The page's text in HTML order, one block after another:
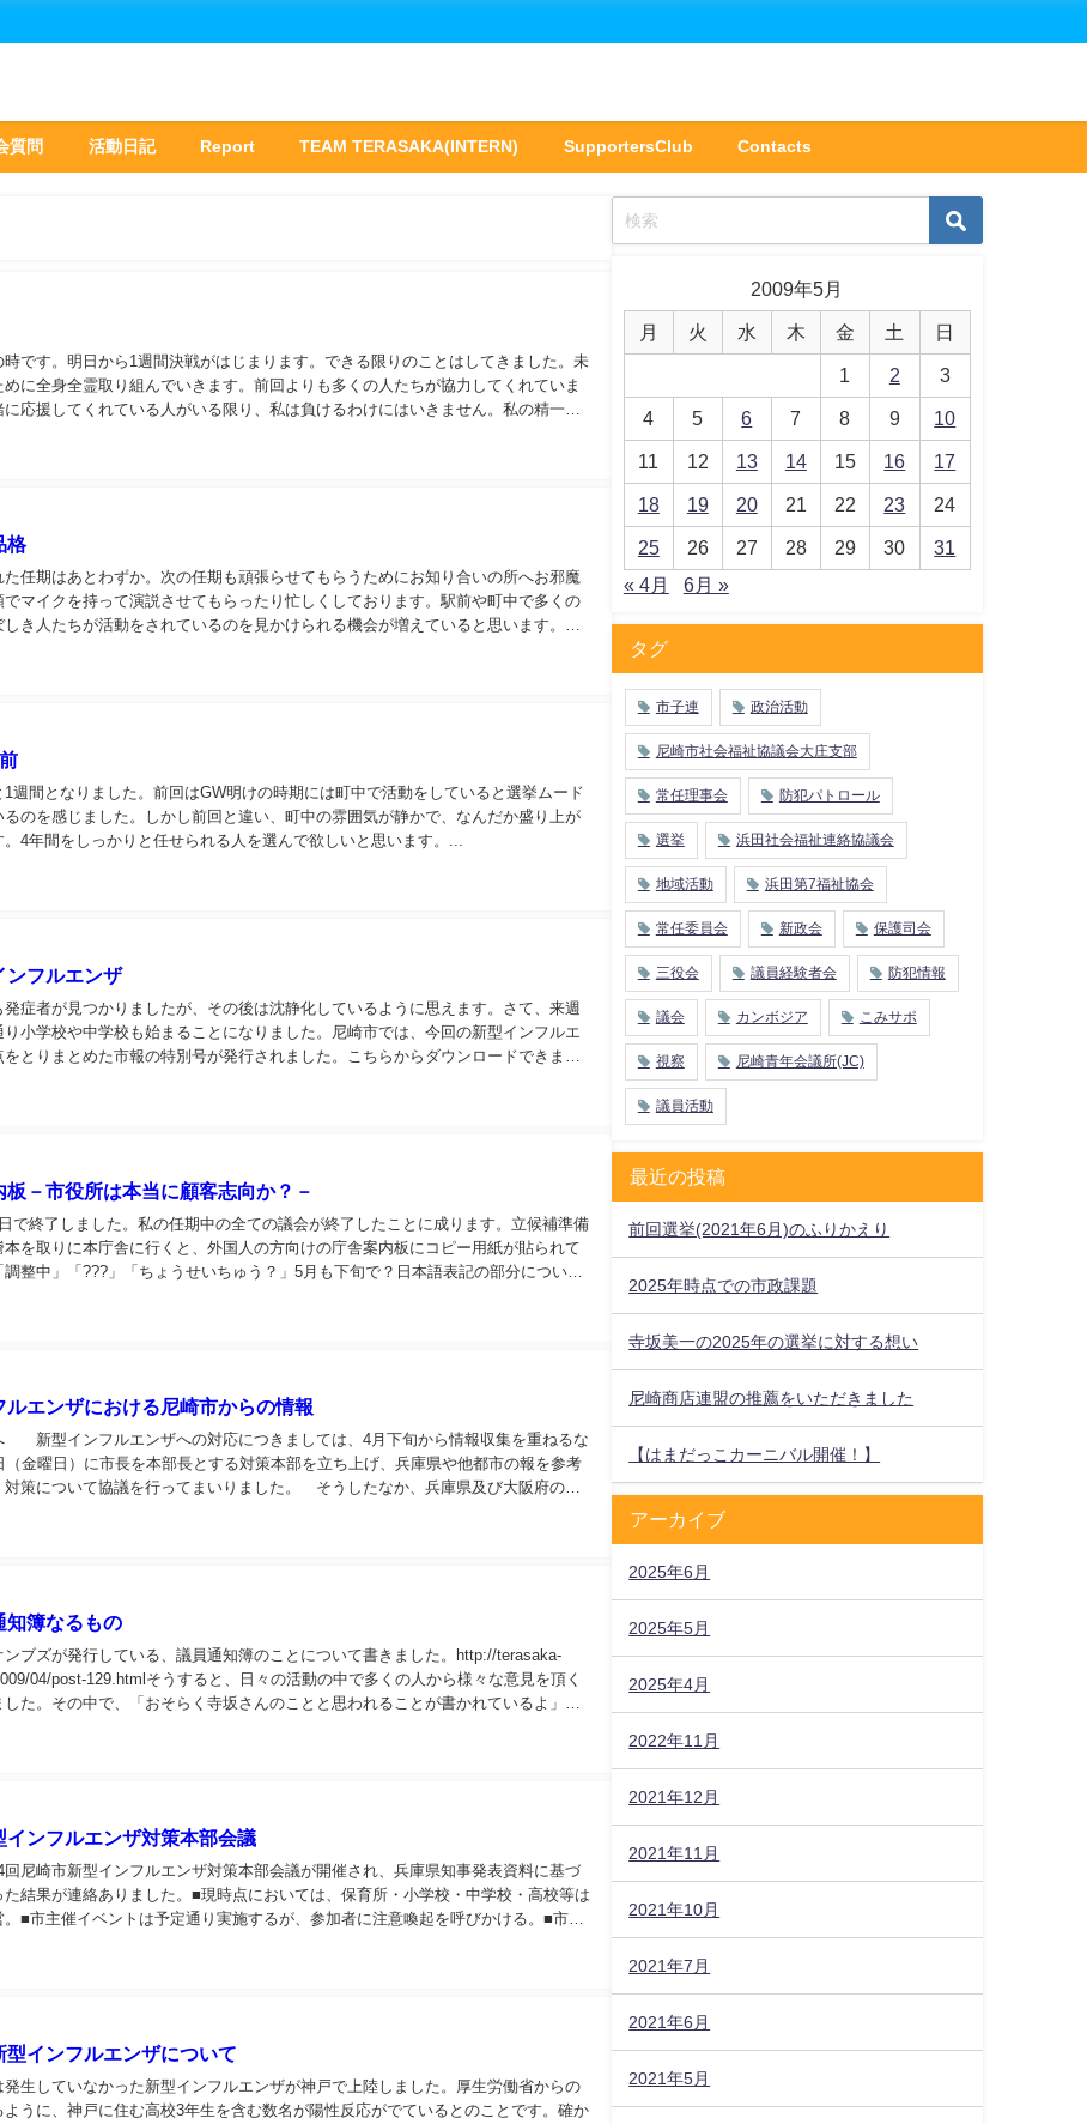
質問 活動日記 Report TEAM TERASAKA(INTERN) SupportersClub Contacts
時です。明日から1週間決戦がはじまります。できる限りのことはしてきました。未
めに全身全霊取り組んでいきます。前回よりも多くの人たちが協力してくれていま
応援してくれている人がいる限り、私は負けるわけにはいきません。私の精一杯
格
た任期はあとわずか。次の任期も頑張らせてもらうためにお知り合いの所へお邪魔
でマイクを持って演説させてもらったり忙しくしております。駅前や町中で多くの
き人たちが活動をされているのを見かけられる機会が増えていると思います。そ
1週間となりました。前回はGW明けの時期には町中で活動をしていると選挙ムード
るのを感じました。しかし前回と違い、町中の雰囲気が静かで、なんだか盛り上が
。4年間をしっかりと任せられる人を選んで欲しいと思います。...
ンフルエンザ
発症者が見つかりましたが、その後は沈静化しているように思えます。さて、来週
り小学校や中学校も始まることになりました。尼崎市では、今回の新型インフルエ
をとりまとめた市報の特別号が発行されました。こちらからダウンロードできま
板－市役所は本当に顧客志向か？－
で終了しました。私の任期中の全ての議会が終了したことに成ります。立候補準備
本を取りに本庁舎に行くと、外国人の方向けの庁舎案内板にコピー用紙が貼られて
調整中」「???」「ちょうせいちゅう？」5月も下旬で？日本語表記の部分について
ルエンザにおける尼崎市からの情報
新型インフルエンザへの対応につきましては、4月下旬から情報収集を重ねるな
（金曜日）に市長を本部長とする対策本部を立ち上げ、兵庫県や他都市の報を参考
対策について協議を行ってまいりました。 そうしたなか、兵庫県及び大阪府の近
知簿なるもの
ンブズが発行している、議員通知簿のことについて書きました。http://terasaka-
04/post-129.htmlそうすると、日々の活動の中で多くの人から様々な意見を頂く
した。その中で、「おそらく寺坂さんのことと思われることが書かれているよ」と
インフルエンザ対策本部会議
回尼崎市新型インフルエンザ対策本部会議が開催され、兵庫県知事発表資料に基づ
た結果が連絡ありました。■現時点においては、保育所・小学校・中学校・高校等は
■市主催イベントは予定通り実施するが、参加者に注意喚起を呼びかける。■市関
型インフルエンザについて
発生していなかった新型インフルエンザが神戸で上陸しました。厚生労働省からの
ように、神戸に住む高校3年生を含む数名が陽性反応がでているとのことです。確か
2009年5月
月 火 水 木 金 土 日
1 2 3
4 5 6 7 8 9 10
11 12 13 14 15 16 17
18 19 20 21 22 23 24
25 26 27 28 29 30
31
« 4月
6月 »
タグ
市子連 政治活動
尼崎市社会福祉協議会大庄支部
常任理事会 防犯パトロール
選挙 浜田社会福祉連絡協議会
地域活動 浜田第7福祉協会
常任委員会 新政会 保護司会
三役会 議員経験者会 防犯情報
議会 カンボジア こみサポ
視察 尼崎青年会議所(JC)
議員活動
最近の投稿
前回選挙(2021年6月)のふりかえり
2025年時点での市政課題
寺坂美一の2025年の選挙に対する想い
尼崎商店連盟の推薦をいただきました
【はまだっこカーニバル開催！】
アーカイブ
2025年6月
2025年5月
2025年4月
2022年11月
2021年12月
2021年11月
2021年10月
2021年7月
2021年6月
2021年5月